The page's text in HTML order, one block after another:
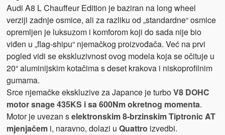
Audi A8 L Chauffeur Edition je baziran na long wheel
verziji zadnje osmice, ali za razliku od „standardne“ osmice
opremljen je luksuzom i komforom koji do sada nije bio
viđen u „flag-shipu“ njemačkog proizvođača. Već na prvi
pogled vidi se ekskluzivnost ovog modela koja se očituje u
20“ aluminijskim kotačima s deset krakova i niskoprofilnim
gumama.
Srce njemačke ekskluzive za Japance je turboV8 DOHC
motor snage 435KS i sa 600Nm okretnog momenta.
Motor je uvezan selektronskim 8-brzinskim Tiptronic AT
mjenjačemi, naravno, dolazi u Quattro izvedbi.